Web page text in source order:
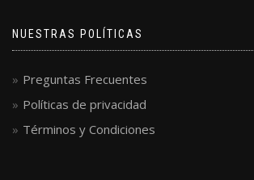
NUESTRAS POLÍTICAS
Preguntas Frecuentes
Políticas de privacidad
Términos y Condiciones